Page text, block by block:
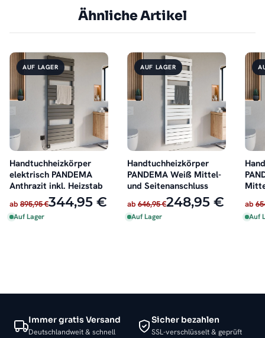
Ähnliche Artikel
AUF LAGER
Handtuchheizkörper
elektrisch PANDEMA
Anthrazit inkl. Heizstab
ab 895,95 €344,95 €
Auf Lager
AUF LAGER
Handtuchheizkörper
PANDEMA Weiß Mittel-
und Seitenanschluss
ab 646,95 €248,95 €
Auf Lager
ab
Auf
Immer gratis Versand
Deutschlandweit & schnell
Sicher bezahlen
SSL-verschlüsselt & geprüft